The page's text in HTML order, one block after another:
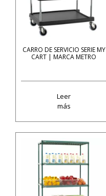
CARRO DE SERVICIO SERIE MY
CART | MARCA METRO
Leer
más